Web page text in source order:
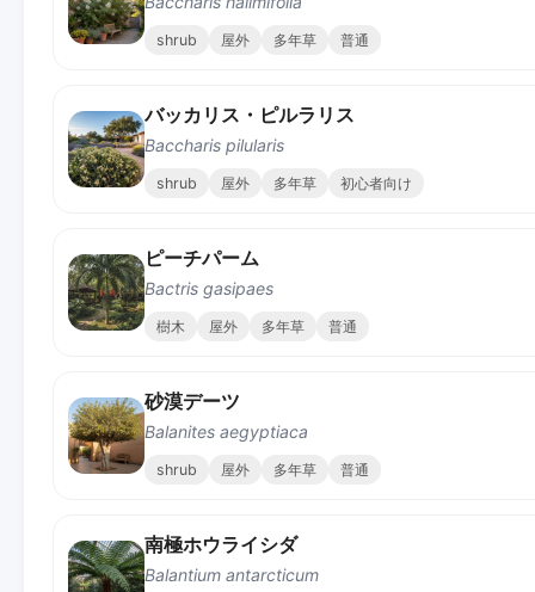
shrub 屋外 多年草 普通
バッカリス・ピルラリス
Baccharis pilularis
shrub 屋外 多年草 初心者向け
ピーチパーム
Bactris gasipaes
樹木 屋外 多年草 普通
砂漠デーツ
Balanites aegyptiaca
shrub 屋外 多年草 普通
南極ホウライシダ
Balantium antarcticum